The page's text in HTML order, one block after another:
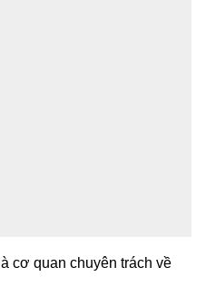
cơ quan chuyên trách về